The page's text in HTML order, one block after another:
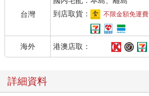
台灣
到店取貨：
不限金額免運費
海外 港澳店取：
詳細資料